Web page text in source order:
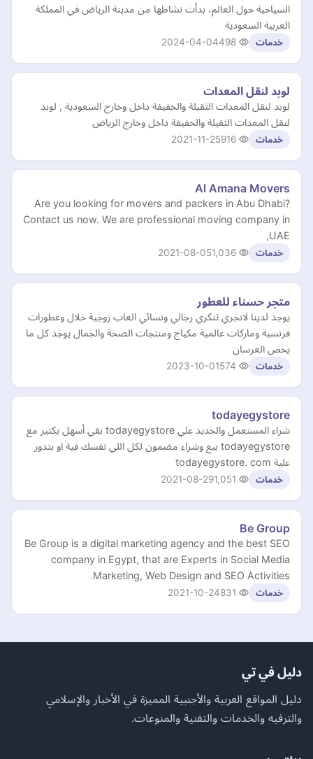
السياحية حول العالم، بدأت نشاطها من مدينة الرياض في المملكة
العربية السعودية
خدمات 2024-04-04
لوبد لنقل المعدات
لوبد لنقل المعدات الثقيلة والخفيفة داخل وخارج السعودية , لوبد
لنقل المعدات الثقيلة والخفيفة داخل وخارج الرياض
خدمات 2021-11-25
Al Amana Movers
Are you looking for movers and packers in Abu Dhabi?
Contact us now. We are professional moving company in
UAE,
خدمات 2021-08-05
متجر حسناء للعطور
يوجد لدينا لانجري تنكري رجالي ونسائي العاب زوجية حلال وعطورات
فرنسية وماركات عالمية مكياج ومنتجات الصحة والجمال يوجد كل ما
يخص العرسان
خدمات 2023-10-01
todayegystore
شراء المستعمل والجديد علي todayegystore بقي أسهل بكتير مع
todayegystore بيع وشراء مضمون لكل اللي نفسك فية او بتدور
علية todayegystore. com
خدمات 2021-08-29
Be Group
Be Group is a digital marketing agency and the best SEO
company in Egypt, that are Experts in Social Media
Marketing, Web Design and SEO Activities.
خدمات 2021-10-24
دليل في تي
دليل المواقع العربية والأجنبية المميزة في الأخبار والإسلامي
والترفيه والخدمات والتقنية والمنوعات.